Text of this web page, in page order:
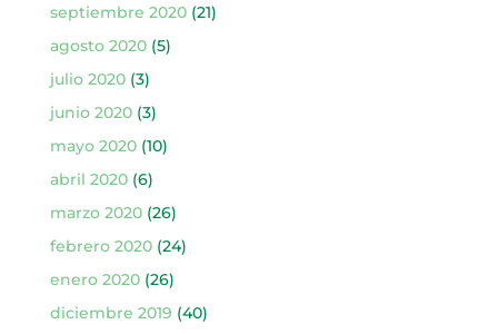
septiembre 2020(21)
agosto 2020(5)
julio 2020(3)
junio 2020(3)
mayo 2020(10)
abril 2020(6)
marzo 2020(26)
febrero 2020(24)
enero 2020(26)
diciembre 2019 (40)